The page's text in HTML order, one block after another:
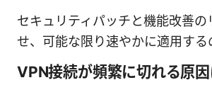
セキュリティパッチと機能改善の
せ、可能な限り速やかに適用する
VPN接続が頻繁に切れる原因